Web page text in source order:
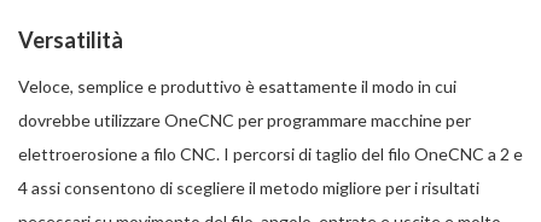
Versatilità
Veloce, semplice e produttivo è esattamente il modo in cui
dovrebbe utilizzare OneCNC per programmare macchine per
elettroerosione a filo CNC. I percorsi di taglio del filo OneCNC a 2 e
4 assi consentono di scegliere il metodo migliore per i risultati